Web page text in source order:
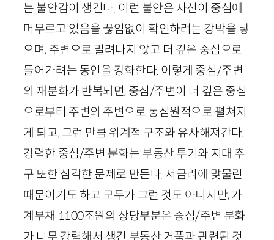
는 불안감이 생긴다. 이런 불안은 자신이 중심에
머무르고 있음을 끊임없이 확인하려는 강박을 낳
으며, 주변으로 밀려나지 않고 더 깊은 중심으로
들어가려는 동인을 강화한다. 이렇게 중심/주변
의 재분화가 반복되면, 중심/주변이 더 깊은 중심
으로부터 주변의 주변으로 동심원적으로 펼쳐지
게 되고, 그런 만큼 위계적 구조와 유사해져간다.
강력한 중심/주변 분화는 부동산 투기와 지대 추
구 또한 심각한 문제로 만든다. 저금리에 맞물린
때문이기도 하고 모두가 그런 것도 아니지만, 가
계부채 1100조원의 상당부분은 중심/주변 분화
가 너무 강력해서 생긴 부동산 거품과 관련된 것